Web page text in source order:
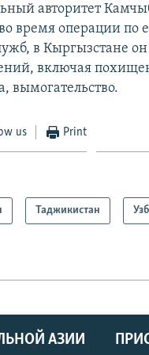
авторитет
время операции
в Кыргызстане
включая
вымогательство.
us Print
Таджикистан
АЗИИ